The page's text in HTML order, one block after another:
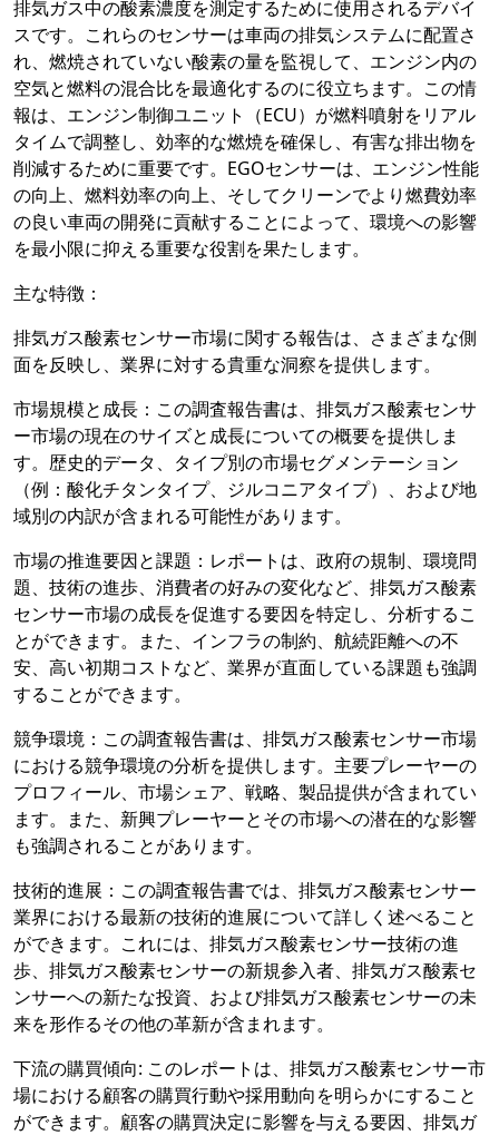
排気ガス中の酸素濃度を測定するために使用されるデバイ
スです。これらのセンサーは車両の排気システムに配置さ
れ、燃焼されていない酸素の量を監視して、エンジン内の
空気と燃料の混合比を最適化するのに役立ちます。この情
報は、エンジン制御ユニット（ECU）が燃料噴射をリアル
タイムで調整し、効率的な燃焼を確保し、有害な排出物を
削減するために重要です。EGOセンサーは、エンジン性能
の向上、燃料効率の向上、そしてクリーンでより燃費効率
の良い車両の開発に貢献することによって、環境への影響
を最小限に抑える重要な役割を果たします。
主な特徴：
排気ガス酸素センサー市場に関する報告は、さまざまな側
面を反映し、業界に対する貴重な洞察を提供します。
市場規模と成長：この調査報告書は、排気ガス酸素センサ
ー市場の現在のサイズと成長についての概要を提供しま
す。歴史的データ、タイプ別の市場セグメンテーション
（例：酸化チタンタイプ、ジルコニアタイプ）、および地
域別の内訳が含まれる可能性があります。
市場の推進要因と課題：レポートは、政府の規制、環境問
題、技術の進歩、消費者の好みの変化など、排気ガス酸素
センサー市場の成長を促進する要因を特定し、分析するこ
とができます。また、インフラの制約、航続距離への不
安、高い初期コストなど、業界が直面している課題も強調
することができます。
競争環境：この調査報告書は、排気ガス酸素センサー市場
における競争環境の分析を提供します。主要プレーヤーの
プロフィール、市場シェア、戦略、製品提供が含まれてい
ます。また、新興プレーヤーとその市場への潜在的な影響
も強調されることがあります。
技術的進展：この調査報告書では、排気ガス酸素センサー
業界における最新の技術的進展について詳しく述べること
ができます。これには、排気ガス酸素センサー技術の進
歩、排気ガス酸素センサーの新規参入者、排気ガス酸素セ
ンサーへの新たな投資、および排気ガス酸素センサーの未
来を形作るその他の革新が含まれます。
下流の購買傾向: このレポートは、排気ガス酸素センサー市
場における顧客の購買行動や採用動向を明らかにすること
ができます。顧客の購買決定に影響を与える要因、排気ガ